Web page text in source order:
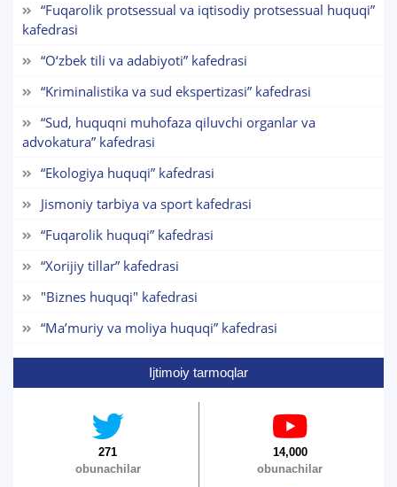
“Fuqarolik protsessual va iqtisodiy protsessual huquqi”
kafedrasi
“O‘zbek tili va adabiyoti” kafedrasi
“Kriminalistika va sud ekspertizasi” kafedrasi
“Sud, huquqni muhofaza qiluvchi organlar va
advokatura” kafedrasi
“Ekologiya huquqi” kafedrasi
Jismoniy tarbiya va sport kafedrasi
“Fuqarolik huquqi” kafedrasi
“Xorijiy tillar” kafedrasi
"Biznes huquqi" kafedrasi
“Maʼmuriy va moliya huquqi” kafedrasi
Ijtimoiy tarmoqlar
271
obunachilar
14,000
obunachilar
Mavzuni tanlang — keyin shu mavzudagi aniq
savollar chiqadi:
5. To'lov-kontrakt (2)
8. Bakalavriat kvotasi (3)
✉️ Adminga yozish